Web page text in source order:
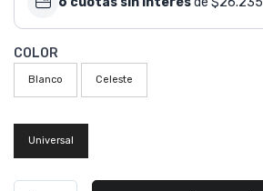
COLOR
Blanco Celeste
Universal